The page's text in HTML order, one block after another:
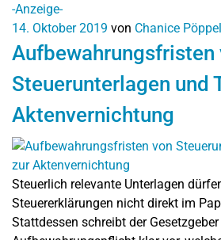
-Anzeige-
14. Oktober 2019 von Chanice Pöppel
Aufbewahrungsfristen
Steuerunterlagen und
Aktenvernichtung
Steuerlich relevante Unterlagen
Steuererklärungen nicht direkt im
Stattdessen schreibt der